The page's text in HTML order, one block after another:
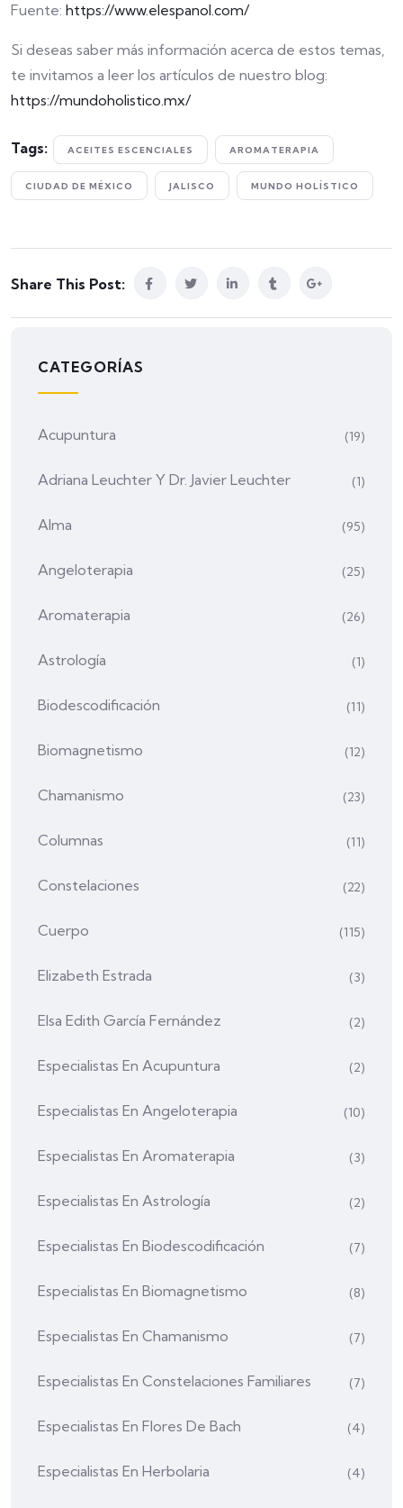
Fuente: https://www.elespanol.com/
Si deseas saber más información acerca de estos temas,
te invitamos a leer los artículos de nuestro blog:
https://mundoholistico.mx/
Tags: ACEITES ESCENCIALES AROMATERAPIA
CIUDAD DE MÉXICO JALISCO MUNDO HOLÍSTICO
Share This Post:
CATEGORÍAS
Acupuntura (19)
Adriana Leuchter Y Dr. Javier Leuchter (1)
Alma (95)
Angeloterapia (25)
Aromaterapia (26)
Astrología (1)
Biodescodificación (11)
Biomagnetismo (12)
Chamanismo (23)
Columnas (11)
Constelaciones (22)
Cuerpo (115)
Elizabeth Estrada (3)
Elsa Edith García Fernández (2)
Especialistas En Acupuntura (2)
Especialistas En Angeloterapia (10)
Especialistas En Aromaterapia (3)
Especialistas En Astrología (2)
Especialistas En Biodescodificación (7)
Especialistas En Biomagnetismo (8)
Especialistas En Chamanismo (7)
Especialistas En Constelaciones Familiares (7)
Especialistas En Flores De Bach (4)
Especialistas En Herbolaria (4)